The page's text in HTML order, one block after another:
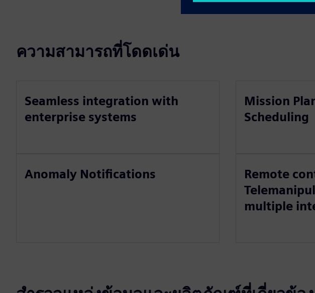
ความสามารถที่โดดเด่น
Seamless integration with
enterprise systems
Mission
Scheduling
Anomaly Notifications
Remote
multiple